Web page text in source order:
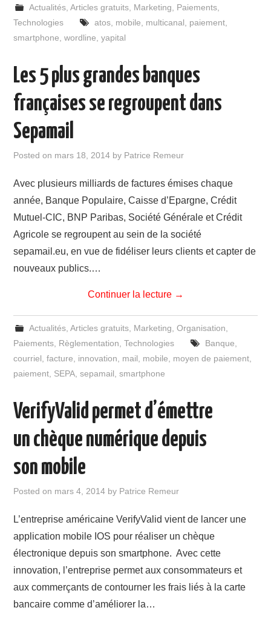
Actualités, Articles gratuits, Marketing Paiements,
Technologies
atos, mobile multicanal paiement,
smartphone ,wordline ,yapital
Les 5 plus grandes banques
françaises se regroupent dans
Sepamail
Posted on mars 18, 2014 by Patrice Remeur
Avec plusieurs milliards de factures émises chaque
année, Banque Populaire, Caisse d’Epargne, Crédit
Mutuel-CIC, BNP Paribas, Société Générale et Crédit
Agricole se regroupent au sein de la société
sepamail.eu, en vue de fidéliser leurs clients et capter de
nouveaux publics.…
Continuer la lecture →
Actualités, Articles gratuits, Marketing Organisation
Paiements Règlementation ,Technologies Banque
courriel ,facture innovation mail mobile moyen de paiement
paiement SEPA ,sepamail ,smartphone
VerifyValid permet d’émettre
un chèque numérique depuis
son mobile
Posted on mars 4, 2014 by Patrice Remeur
L’entreprise américaine VerifyValid vient de lancer une
application mobile IOS pour réaliser un chèque
électronique depuis son smartphone. Avec cette
innovation, l’entreprise permet aux consommateurs et
aux commerçants de contourner les frais liés à la carte
bancaire comme d’améliorer la…